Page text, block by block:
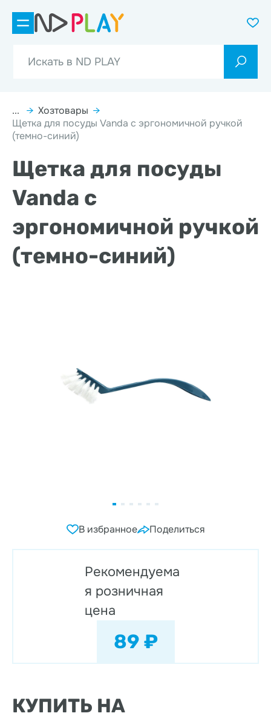
... → Хозтовары →
Щетка для посуды Vanda с эргономичной ручкой
(темно-синий)
Щетка для посуды
Vanda с
эргономичной ручкой
(темно-синий)
В избранное Поделиться
Рекомендуема
я розничная
цена
89 ₽
КУПИТЬ НА